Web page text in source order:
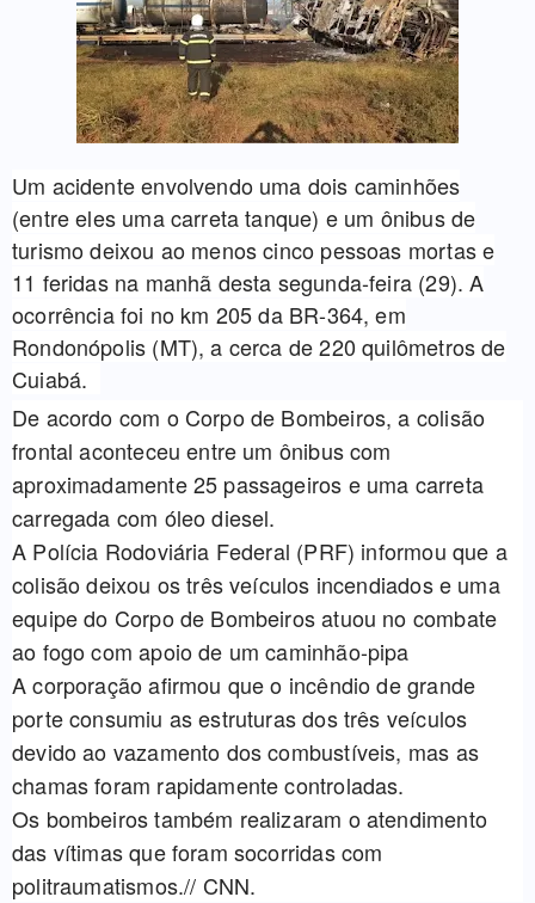
Um acidente envolvendo uma dois caminhões
(entre eles uma carreta tanque) e um ônibus de
turismo deixou ao menos cinco pessoas mortas e
11 feridas na manhã desta segunda-feira (29). A
ocorrência foi no km 205 da BR-364, em
Rondonópolis (MT), a cerca de 220 quilômetros de
Cuiabá.
De acordo com o Corpo de Bombeiros, a colisão
frontal aconteceu entre um ônibus com
aproximadamente 25 passageiros e uma carreta
carregada com óleo diesel.
A Polícia Rodoviária Federal (PRF) informou que a
colisão deixou os três veículos incendiados e uma
equipe do Corpo de Bombeiros atuou no combate
ao fogo com apoio de um caminhão-pipa
A corporação afirmou que o incêndio de grande
porte consumiu as estruturas dos três veículos
devido ao vazamento dos combustíveis, mas as
chamas foram rapidamente controladas.
Os bombeiros também realizaram o atendimento
das vítimas que foram socorridas com
politraumatismos.// CNN.